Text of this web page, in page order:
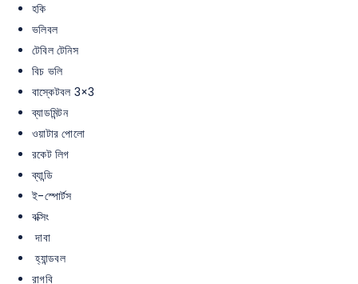
হকি
ভলিবল
টেবিল টেনিস
বিচ ভলি
বাস্কেটবল 3×3
ব্যাডমিন্টন
ওয়াটার পোলো
রকেট লিগ
ব্যান্ডি
ই-স্পোর্টস
বক্সিং
দাবা
হ্যান্ডবল
রাগবি